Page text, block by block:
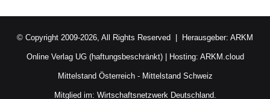
© Copyright 2009-2026, All Rights Reserved | Herausgeber: ARKM
Online Verlag UG (haftungsbeschränkt)| Hosting: ARKM.cloud
Mittelstand Österreich- Mittelstand Schweiz
Mitglied im: Wirtschaftsnetzwerk Deutschland.